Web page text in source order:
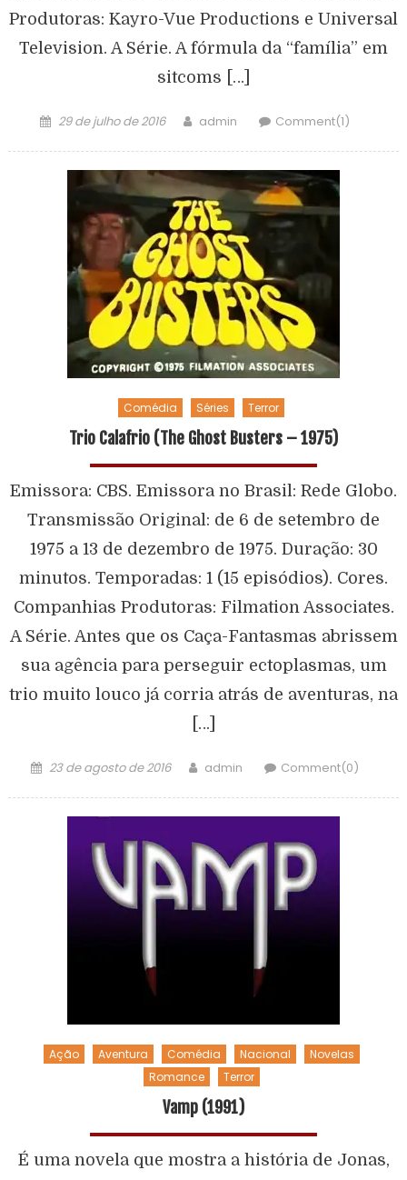
Produtoras: Kayro-Vue Productions e Universal
Television. A Série. A fórmula da “família” em
sitcoms […]
29 de julho de 2016 admin Comment(1)
Comédia Séries Terror
Trio Calafrio (The Ghost Busters – 1975)
Emissora: CBS. Emissora no Brasil: Rede Globo.
Transmissão Original: de 6 de setembro de
1975 a 13 de dezembro de 1975. Duração: 30
minutos. Temporadas: 1 (15 episódios). Cores.
Companhias Produtoras: Filmation Associates.
A Série. Antes que os Caça-Fantasmas abrissem
sua agência para perseguir ectoplasmas, um
trio muito louco já corria atrás de aventuras, na
[…]
23 de agosto de 2016 admin Comment(0)
Ação Aventura Comédia Nacional
Novelas
Romance
Terror
Vamp (1991)
É uma novela que mostra a história de Jonas,